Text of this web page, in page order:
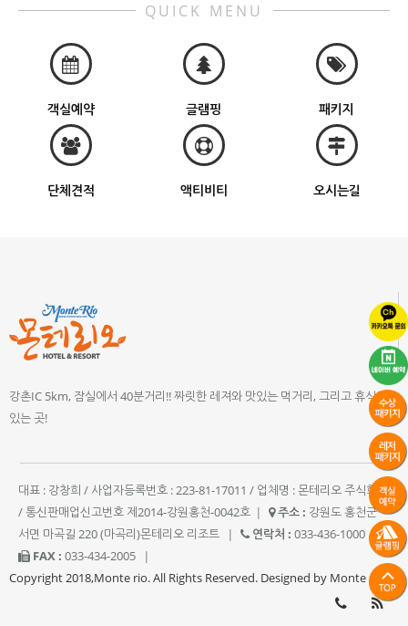
QUICK MENU
객실예약 글램핑 패키지
단체견적 액티비티 오시는길
강촌IC 5km, 잠실에서 40분거리!! 짜릿한 레져와 맛있는 먹거리, 그리고 휴식이
있는 곳!
대표 : 강창희 / 사업자등록번호 : 223-81-17011 / 업체명 : 몬테리오 주식회사
/ 통신판매업신고번호 제2014-강원홍천-0042호 | 주소 : 강원도 홍천군
서면 마곡길 220 (마곡리)몬테리오 리조트
| 연락처 : 033-436-1000
|
FAX : 033-434-2005
|
Copyright 2018,Monte rio. All Rights Reserved. Designed by Monte rio.